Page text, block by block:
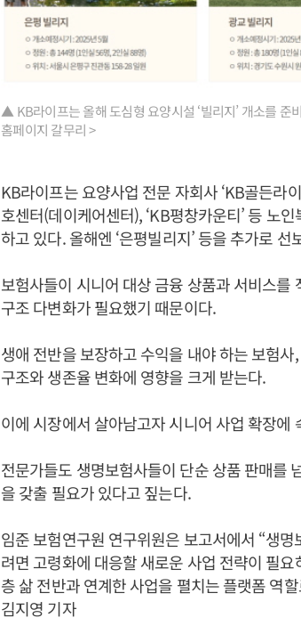
▲ KB라이프는 올해 도심형 요양시설 ‘빌리지’ 개소를
홈페이지 갈무리 >
KB라이프는 요양사업 전문 자회사 ‘KB골든라
호센터(데이케어센터), ‘KB평창카운티’ 등 노
하고 있다. 올해엔 ‘은평빌리지’ 등을 추가로 선
보험사들이 시니어 대상 금융 상품과 서비스
구조 다변화가 필요했기 때문이다.
생애 전반을 보장하고 수익을 내야 하는 보험
구조와 생존율 변화에 영향을 크게 받는다.
이에 시장에서 살아남고자 시니어 사업 확장에
전문가들도 생명보험사들이 단순 상품 판매를
을 갖출 필요가 있다고 짚는다.
임준 보험연구원 연구위원은 보고서에서 “생
려면 고령화에 대응할 새로운 사업 전략이 필
층 삶 전반과 연계한 사업을 펼치는 플랫폼 역
김지영 기자